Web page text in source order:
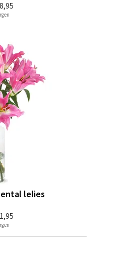
lelies